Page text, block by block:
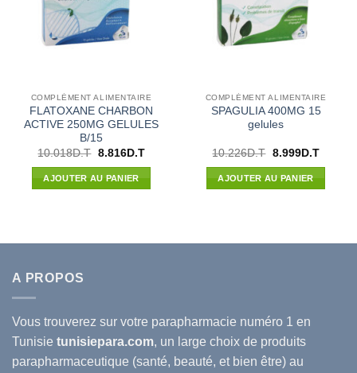
COMPLÉMENT ALIMENTAIRE
FLATOXANE CHARBON
ACTIVE 250MG GELULES
B/15
10.018D.T Le
initial
était :
10.018D.T.
8.816D.TLe
8.816D.T.
AJOUTER AU PANIER
COMPLÉMENT ALIMENTAIRE
SPAGULIA 400MG 15
gelules
10.226D.T Le
initial
était :
10.226D.T.
8.999D.TLe
AJOUTER AU PANIER
A PROPOS
Vous trouverez sur votre parapharmacie numéro 1 en
Tunisie tunisiepara.com, un large choix de produits
parapharmaceutique (santé, beauté, et bien être) au